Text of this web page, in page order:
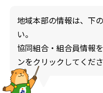
地域本部の情報は、 下
い。
協同組合・組合員情報
ンをクリックしてくだ